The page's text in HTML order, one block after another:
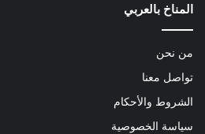
المناخ بالعربي
من نحن
تواصل معنا
الشروط والأحكام
سياسة الخصوصية